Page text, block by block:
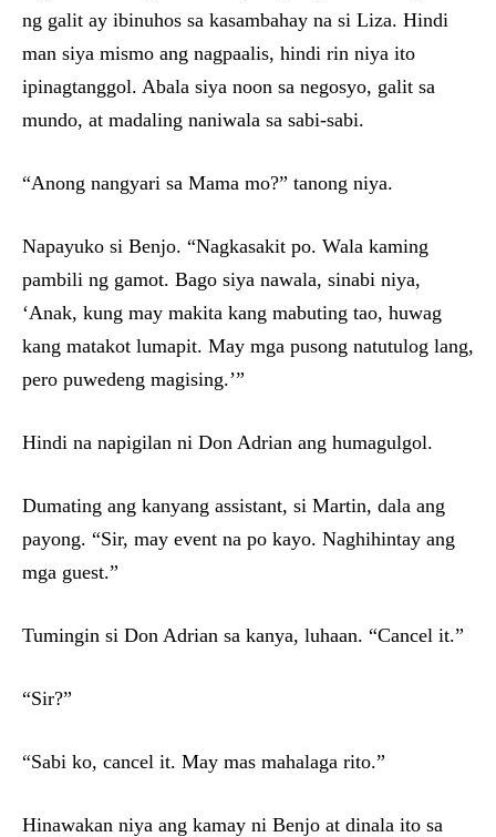
ng galit ay ibinuhos sa kasambahay na si Liza. Hindi
man siya mismo ang nagpaalis, hindi rin niya ito
ipinagtanggol. Abala siya noon sa negosyo, galit sa
mundo, at madaling naniwala sa sabi-sabi.
“Anong nangyari sa Mama mo?” tanong niya.
Napayuko si Benjo. “Nagkasakit po. Wala kaming
pambili ng gamot. Bago siya nawala, sinabi niya,
‘Anak, kung may makita kang mabuting tao, huwag
kang matakot lumapit. May mga pusong natutulog lang,
pero puwedeng magising.’”
Hindi na napigilan ni Don Adrian ang humagulgol.
Dumating ang kanyang assistant, si Martin, dala ang
payong. “Sir, may event na po kayo. Naghihintay ang
mga guest.”
Tumingin si Don Adrian sa kanya, luhaan. “Cancel it.”
“Sir?”
“Sabi ko, cancel it. May mas mahalaga rito.”
Hinawakan niya ang kamay ni Benjo at dinala ito sa